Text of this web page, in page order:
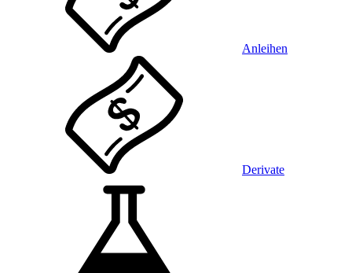
Anleihen
Derivate